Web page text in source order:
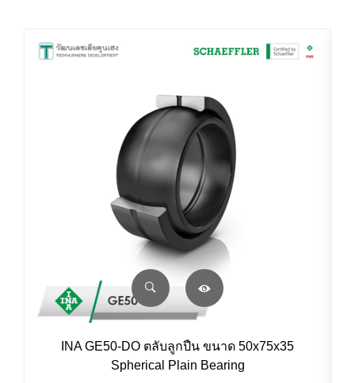
INA GE50-DO ตลับลูกปืน ขนาด 50x75x35
Spherical Plain Bearing